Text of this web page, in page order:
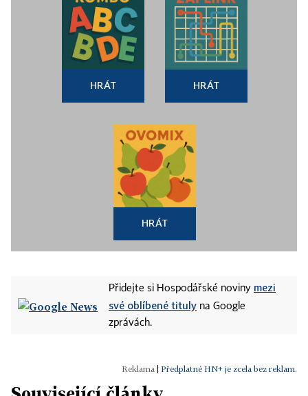
HRÁT HRÁT
HRÁT
Přidejte si Hospodářské noviny mezi
své oblíbené tituly na Google
zprávách.
Předplatné HN+ je zcela bez reklam.